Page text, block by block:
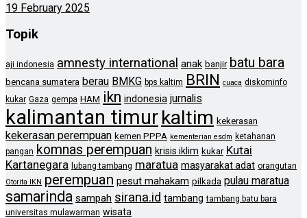
19 February 2025
Topik
aji indonesia amnesty international anak banjir batu bara
bencana sumatera berau BMKG bps kaltim BRIN cuaca diskominfo
kukar Gaza gempa HAM ikn indonesia jurnalis
kalimantan timurkaltim kekerasan
kekerasan perempuan kemen PPPA kementerian esdm ketahanan
pangan komnas perempuan krisis iklim kukar Kutai
Kartanegara lubang tambang maratua masyarakat adat orangutan
Otorita IKN perempuan pesut mahakam pilkada pulau maratua
samarinda sampah sirana.id tambang tambang batu bara
universitas mulawarman wisata